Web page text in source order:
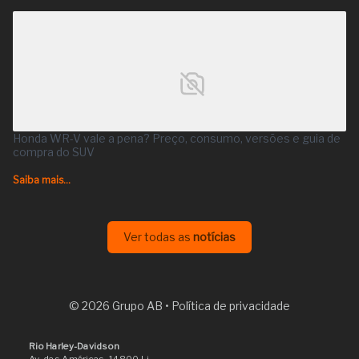
Honda WR-V vale a pena? Preço, consumo, versões e guia de
compra do SUV
Saiba mais...
Ver todas as notícias
© 2026 Grupo AB • Política de privacidade
Rio Harley-Davidson